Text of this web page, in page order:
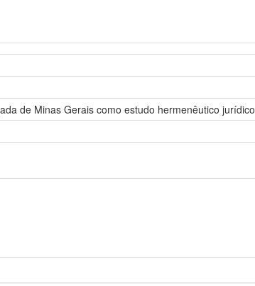
de Minas Gerais como estudo hermenêutico jurídico